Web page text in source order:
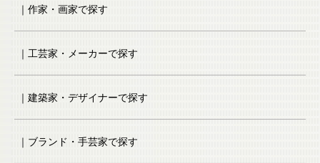
｜作家・画家で探す
｜工芸家・メーカーで探す
｜建築家・デザイナーで探す
｜ブランド・手芸家で探す